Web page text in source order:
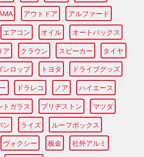
アウトドア アルファード
エアコン オイル オートバックス
ア クラウン スピーカー タイヤ
ンロップ トヨタ ドライブグッズ
ドラレコ ノア ハイエース
トガラス ブリヂストン マツダ
ン ライズ ルーフボックス
ヴォクシー 板金 社外アルミ